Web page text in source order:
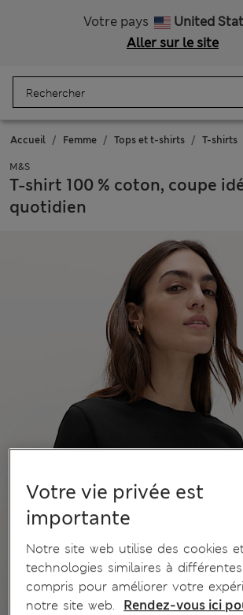
Votre pays
United
Aller sur le site
Accueil Femme Tops et t-shirts T-shirts
M&S
T-shirt 100 % coton, coupe
quotidien
Votre vie privée est
importante
Notre site web utilise des cookies
technologies similaires à
compris pour améliorer votre
notre site web.
Rendez-vous ici